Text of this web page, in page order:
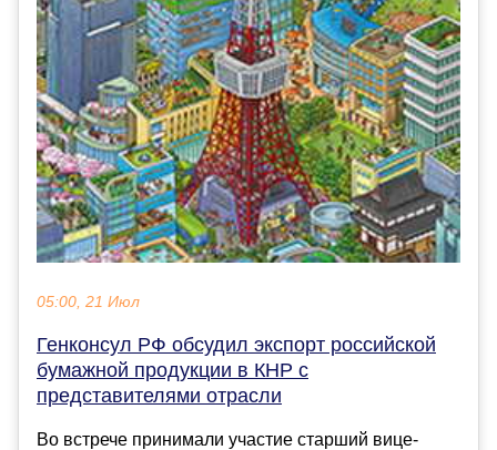
05:00, 21 Июл
Генконсул РФ обсудил экспорт российской
бумажной продукции в КНР с
представителями отрасли
Во встрече принимали участие старший вице-